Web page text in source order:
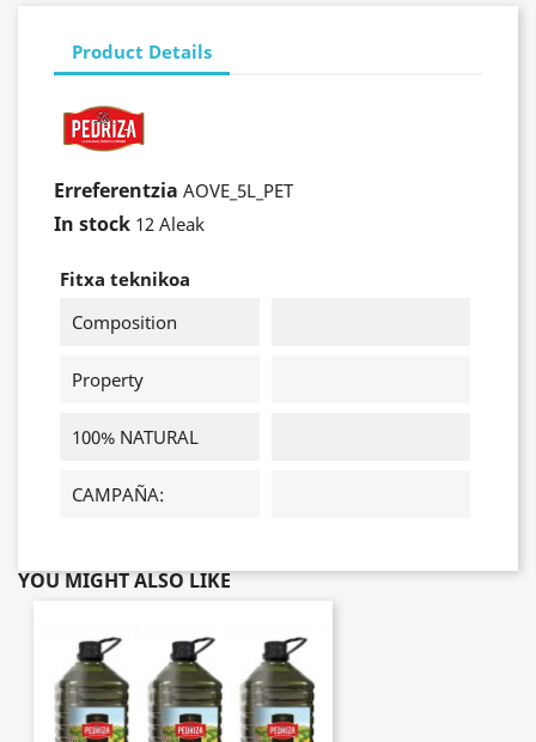
Product Details
Erreferentzia AOVE_5L_PET
In stock 12 Aleak
Fitxa teknikoa
Composition
Property
100% NATURAL
CAMPAÑA:
YOU MIGHT ALSO LIKE